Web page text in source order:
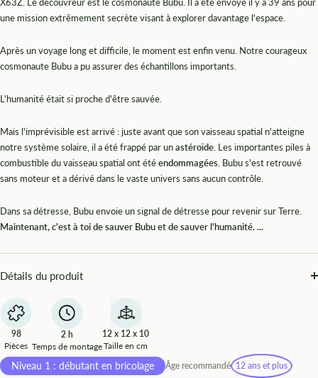
une mission extrêmement secrète visant à explorer davantage l'espace.
Après un voyage long et difficile, le moment est enfin venu. Notre courageux
cosmonaute Bubu a pu assurer des échantillons importants.
L'humanité était si proche d'être sauvée.
Mais l'imprévisible est arrivé : juste avant que son vaisseau spatial n'atteigne
notre système solaire, il a été frappé par unastéroïde . Les importantes piles à
combustible du vaisseau spatial ont étéendommagées . Bubu s'est retrouvé
sans moteur et a dérivé dans le vaste univers sans aucun contrôle.
Dans sa détresse, Bubu envoie un signal de détresse pour revenir sur Terre.
Maintenant, c'est à toi de sauver Bubu et de sauver l'humanité. ...
Détails du produit
98
Pièces
2 h
Temps de montage
12 x 12 x 10
Taille en cm
Niveau 1 : débutant en bricolage Âge recommandé 12 ans et plus